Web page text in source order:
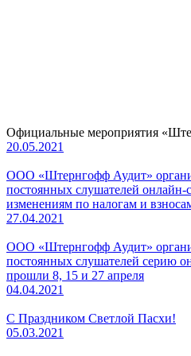
Официальные мероприятия
20.05.2021
ООО «Штернгофф Аудит»
постоянных слушателей
изменениям по налогам и
27.04.2021
ООО «Штернгофф Аудит»
постоянных слушателей серию
прошли 8, 15 и 27 апреля
04.04.2021
С Праздником Светлой Пасхи!
05.03.2021